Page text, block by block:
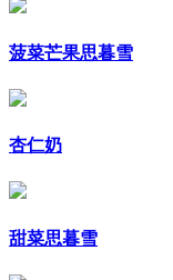
菠菜芒果思暮雪
杏仁奶
甜菜思暮雪